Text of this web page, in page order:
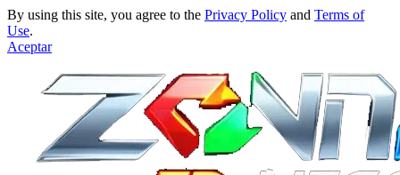
By using this site, you agree to the Privacy Policy and Terms of
Use.
Aceptar